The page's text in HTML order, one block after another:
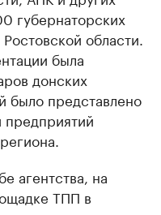
губернаторских
области.
была
донских
было представлено
предприятий
агентства, на
ТПП в